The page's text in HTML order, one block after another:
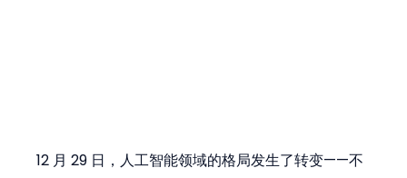
12 月 29 日，人工智能领域的格局发生了转变——不